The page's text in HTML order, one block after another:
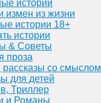
истории
измен из жизни
истории 18+
истории
& Советы
проза
рассказы со смыслом
для детей
Триллер
и Романы